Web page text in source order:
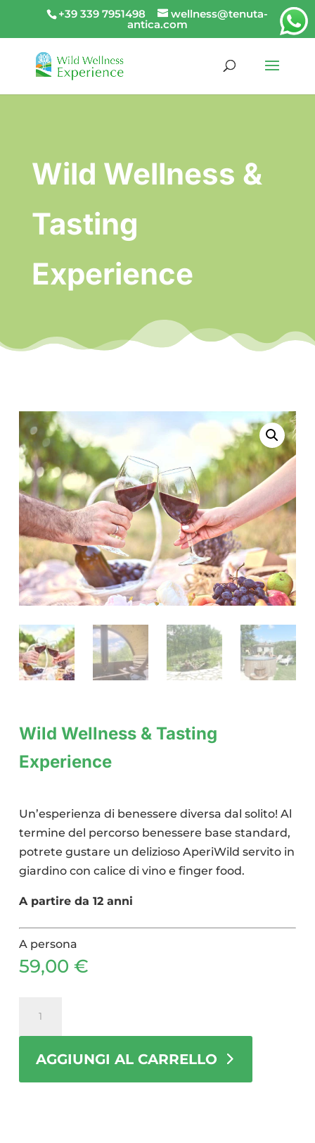
+39 339 7951498 wellness@tenuta-
antica.com
Wild Wellness &
Tasting
Experience
Wild Wellness & Tasting
Experience
Un’esperienza di benessere diversa dal solito! Al
termine del percorso benessere base standard,
potrete gustare un delizioso AperiWild servito in
giardino con calice di vino e finger food.
A partire da 12 anni
A persona
59,00€
Tasting
Experience
AGGIUNGI AL CARRELLO